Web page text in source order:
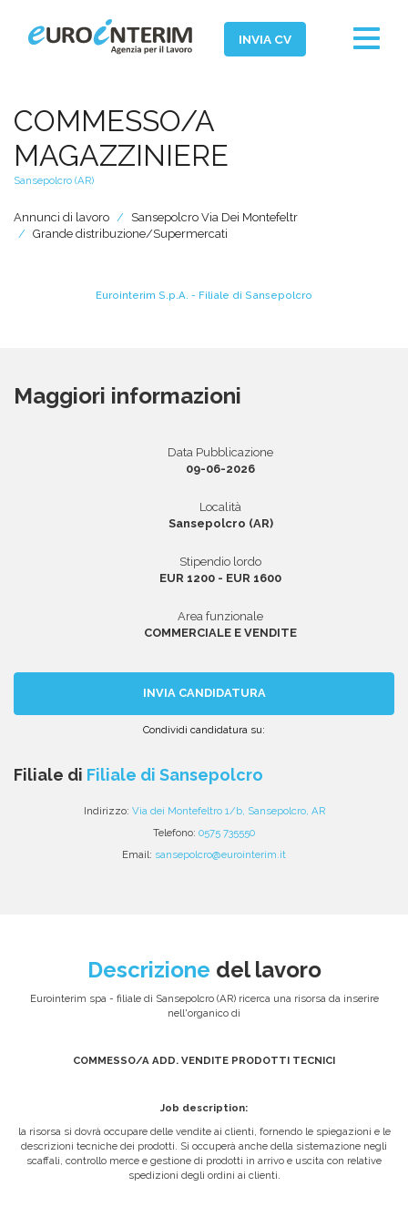
INVIA CV
Toggle
Chi Siamo
Aziende
Persone
Servizi
Lavora con noi
INVIA CV
COMMESSO/A
MAGAZZINIERE
Sansepolcro (AR)
Annunci di lavoro
Sansepolcro Via Dei Montefeltr
Grande distribuzione/Supermercati
Eurointerim S.p.A. - Filiale di Sansepolcro
Maggiori informazioni
Data Pubblicazione
09-06-2026
Località
Sansepolcro (AR)
Stipendio lordo
EUR 1200 - EUR 1600
Area funzionale
COMMERCIALE E VENDITE
INVIA CANDIDATURA
Condividi candidatura su:
email
Facebook
Twitter
Linkedin
WhatsApp
Filiale di Filiale di Sansepolcro
Indirizzo: Via dei Montefeltro 1/b, Sansepolcro, AR
Telefono: 0575 735550
Email: sansepolcro@eurointerim.it
Descrizione del lavoro
Eurointerim spa - filiale di Sansepolcro (AR) ricerca una risorsa da inserire
nell'organico di
COMMESSO/A ADD. VENDITE PRODOTTI TECNICI
Job description:
la risorsa si dovrà occupare delle vendite ai clienti, fornendo le spiegazioni e le
descrizioni tecniche dei prodotti. Si occuperà anche della sistemazione negli
scaffali, controllo merce e gestione di prodotti in arrivo e uscita con relative
spedizioni degli ordini ai clienti.